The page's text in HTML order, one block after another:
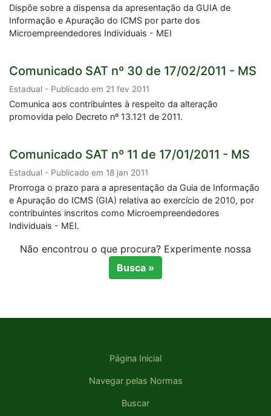
Dispõe sobre a dispensa da apresentação da GUIA de
Informação e Apuração do ICMS por parte dos
Microempreendedores Individuais - MEI
Comunicado SAT nº 30 de 17/02/2011 - MS
Estadual - Publicado em 21 fev 2011
Comunica aos contribuintes à respeito da alteração
promovida pelo Decreto nº 13.121 de 2011.
Comunicado SAT nº 11 de 17/01/2011 - MS
Estadual - Publicado em 18 jan 2011
Prorroga o prazo para a apresentação da Guia de Informação
e Apuração do ICMS (GIA) relativa ao exercício de 2010, por
contribuintes inscritos como Microempreendedores
Individuais - MEI.
Não encontrou o que procura? Experimente nossa
Busca »
Página Inicial
Navegar pelas Normas
Buscar